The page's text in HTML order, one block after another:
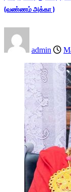
(வண்ணம் அக்கா )
admin